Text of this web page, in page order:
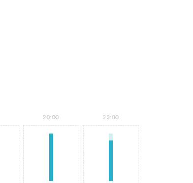
20:00 23:00